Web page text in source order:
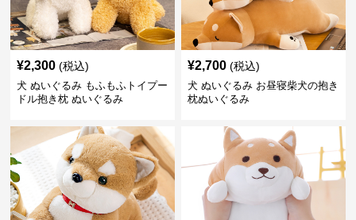
¥2,300 (税込)
犬 ぬいぐるみ もふもふトイプー
ドル抱き枕 ぬいぐるみ
¥2,700 (税込)
犬 ぬいぐるみ お昼寝柴犬の抱き
枕ぬいぐるみ